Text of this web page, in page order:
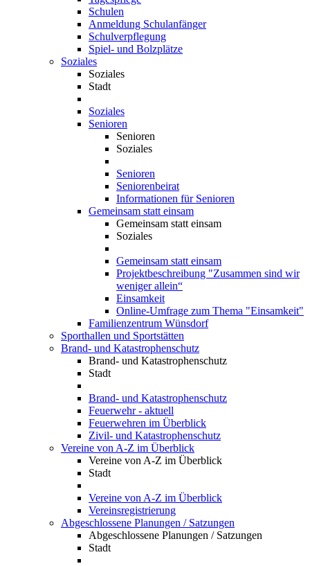
Schulen
Anmeldung Schulanfänger
Schulverpflegung
Spiel- und Bolzplätze
Soziales
Soziales
Stadt
Soziales
Senioren
Senioren
Soziales
Senioren
Seniorenbeirat
Informationen für Senioren
Gemeinsam statt einsam
Gemeinsam statt einsam
Soziales
Gemeinsam statt einsam
Projektbeschreibung "Zusammen sind wir
weniger allein“
Einsamkeit
Online-Umfrage zum Thema "Einsamkeit"
Familienzentrum Wünsdorf
Sporthallen und Sportstätten
Brand- und Katastrophenschutz
Brand- und Katastrophenschutz
Stadt
Brand- und Katastrophenschutz
Feuerwehr - aktuell
Feuerwehren im Überblick
Zivil- und Katastrophenschutz
Vereine von A-Z im Überblick
Vereine von A-Z im Überblick
Stadt
Vereine von A-Z im Überblick
Vereinsregistrierung
Abgeschlossene Planungen / Satzungen
Abgeschlossene Planungen / Satzungen
Stadt